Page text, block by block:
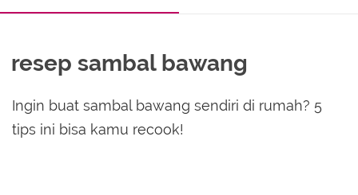
resep sambal bawang
Ingin buat sambal bawang sendiri di rumah? 5
tips ini bisa kamu recook!